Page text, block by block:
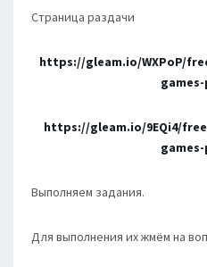
Страница раздачи
https://gleam.io/WXPoP/
https://gleam.io/9EQi4/
Выполняем задания.
Для выполнения их жмём на